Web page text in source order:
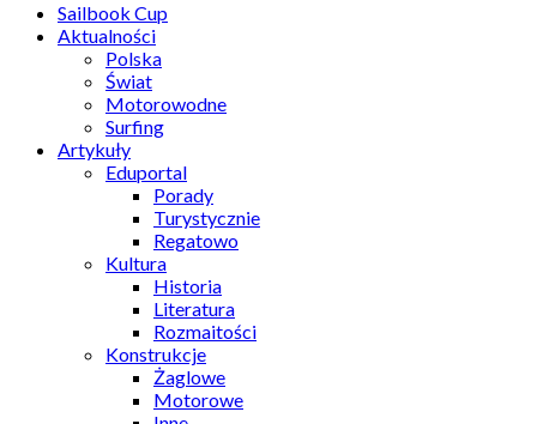
Sailbook Cup
Aktualności
Polska
Świat
Motorowodne
Surfing
Artykuły
Eduportal
Porady
Turystycznie
Regatowo
Kultura
Historia
Literatura
Rozmaitości
Konstrukcje
Żaglowe
Motorowe